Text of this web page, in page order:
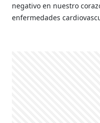
negativo en nuestro
enfermedades